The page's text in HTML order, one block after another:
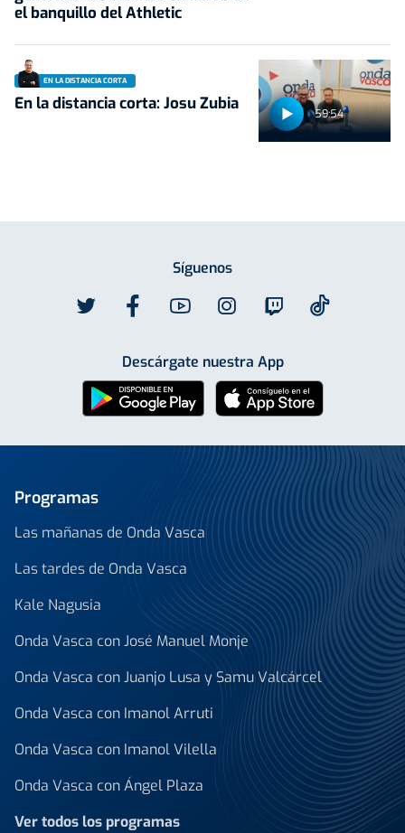
el banquillo del Athletic
59:54
EN LA DISTANCIA CORTA
En la distancia corta: Josu Zubia
Síguenos
Descárgate nuestra App
Programas
Las mañanas de Onda Vasca
Las tardes de Onda Vasca
Kale Nagusia
Onda Vasca con José Manuel Monje
Onda Vasca con Juanjo Lusa y Samu Valcárcel
Onda Vasca con Imanol Arruti
Onda Vasca con Imanol Vilella
Onda Vasca con Ángel Plaza
Ver todos los programas